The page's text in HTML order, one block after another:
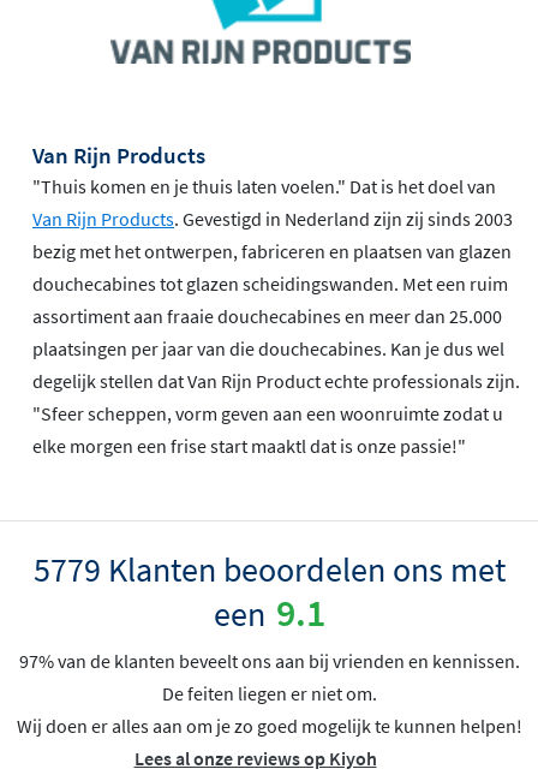
Van Rijn Products
"Thuis komen en je thuis laten voelen." Dat is het doel van
Van Rijn Products. Gevestigd in Nederland zijn zij sinds 2003
bezig met het ontwerpen, fabriceren en plaatsen van glazen
douchecabines tot glazen scheidingswanden. Met een ruim
assortiment aan fraaie douchecabines en meer dan 25.000
plaatsingen per jaar van die douchecabines. Kan je dus wel
degelijk stellen dat Van Rijn Product echte professionals zijn.
"Sfeer scheppen, vorm geven aan een woonruimte zodat u
elke morgen een frise start maaktl dat is onze passie!"
5779 Klanten beoordelen ons met
een 9.1
97% van de klanten beveelt ons aan bij vrienden en kennissen.
De feiten liegen er niet om.
Wij doen er alles aan om je zo goed mogelijk te kunnen helpen!
Lees al onze reviews op Kiyoh